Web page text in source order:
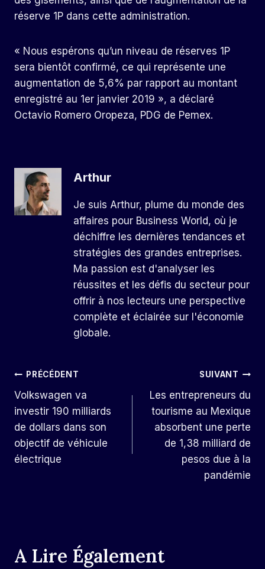
réserve 1P dans cette administration.
« Nous espérons qu’un niveau de réserves 1P
sera bientôt confirmé, ce qui représente une
augmentation de 5,6% par rapport au montant
enregistré au 1er janvier 2019 », a déclaré
Octavio Romero Oropeza, PDG de Pemex.
Arthur
Je suis Arthur, plume du monde des
affaires pour Business World, où je
déchiffre les dernières tendances et
stratégies des grandes entreprises.
Ma passion est d'analyser les
réussites et les défis du secteur pour
offrir à nos lecteurs une perspective
complète et éclairée sur l'économie
globale.
Navigation
De
L’article
PRÉCÉDENT
Volkswagen va
investir 190 milliards
de dollars dans son
objectif de véhicule
électrique
SUIVANT
Les entrepreneurs du
tourisme au Mexique
absorbent une perte
de 1,38 milliard de
pesos due à la
pandémie
A Lire Également